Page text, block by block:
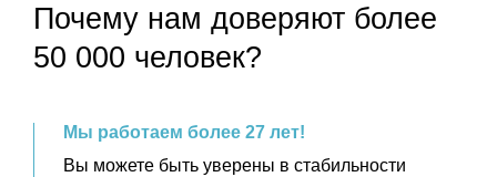
Почему нам доверяют более
50 000 человек?
Мы работаем более 27 лет!
Вы можете быть уверены в стабильности